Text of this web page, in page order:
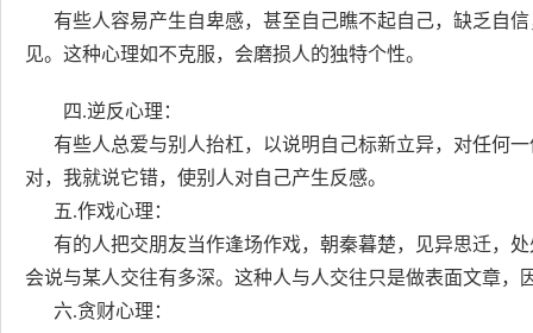
有些人容易产生自卑感，甚至自己瞧不起自己，缺乏自
见。这种心理如不克服，会磨损人的独特个性。
四.逆反心理：
有些人总爱与别人抬杠，以说明自己标新立异，对任何
对，我就说它错，使别人对自己产生反感。
五.作戏心理：
有的人把交朋友当作逢场作戏，朝秦暮楚，见异思迁，
会说与某人交往有多深。这种人与人交往只是做表面文章，
六.贪财心理：